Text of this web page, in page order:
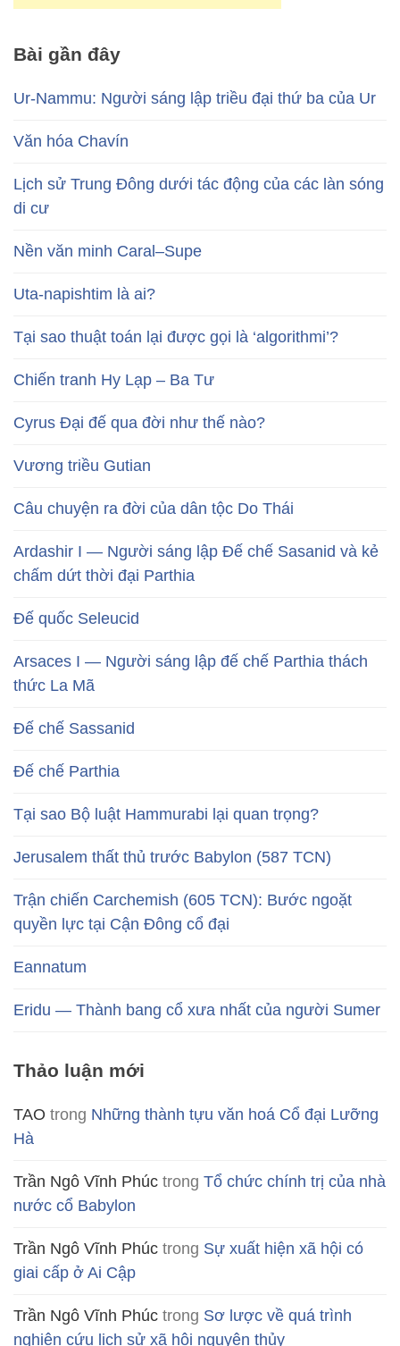
Bài gần đây
Ur-Nammu: Người sáng lập triều đại thứ ba của Ur
Văn hóa Chavín
Lịch sử Trung Đông dưới tác động của các làn sóng
di cư
Nền văn minh Caral–Supe
Uta-napishtim là ai?
Tại sao thuật toán lại được gọi là ‘algorithmi’?
Chiến tranh Hy Lạp – Ba Tư
Cyrus Đại đế qua đời như thế nào?
Vương triều Gutian
Câu chuyện ra đời của dân tộc Do Thái
Ardashir I — Người sáng lập Đế chế Sasanid và kẻ
chấm dứt thời đại Parthia
Đế quốc Seleucid
Arsaces I — Người sáng lập đế chế Parthia thách
thức La Mã
Đế chế Sassanid
Đế chế Parthia
Tại sao Bộ luật Hammurabi lại quan trọng?
Jerusalem thất thủ trước Babylon (587 TCN)
Trận chiến Carchemish (605 TCN): Bước ngoặt
quyền lực tại Cận Đông cổ đại
Eannatum
Eridu — Thành bang cổ xưa nhất của người Sumer
Thảo luận mới
TAO trong Những thành tựu văn hoá Cổ đại Lưỡng
Hà
Trần Ngô Vĩnh Phúc trong Tổ chức chính trị của nhà
nước cổ Babylon
Trần Ngô Vĩnh Phúc trong Sự xuất hiện xã hội có
giai cấp ở Ai Cập
Trần Ngô Vĩnh Phúc trong Sơ lược về quá trình
nghiên cứu lịch sử xã hội nguyên thủy